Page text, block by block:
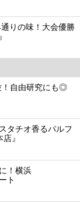
りの味！大会優勝
！自由研究にも◎
タチオ香るパルフ
』
！横浜
ト